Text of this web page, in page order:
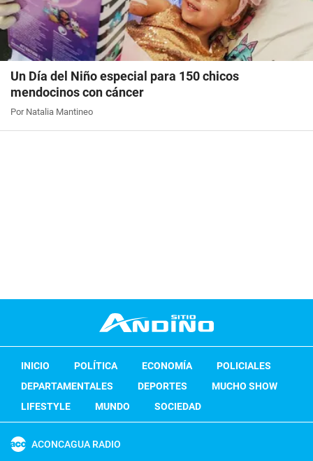
Un Día del Niño especial para 150 chicos
mendocinos con cáncer
Por Natalia Mantineo
INICIO POLÍTICA ECONOMÍA
POLICIALES
DEPARTAMENTALES
DEPORTES
MUCHO SHOW
LIFESTYLE
MUNDO SOCIEDAD
ACONCAGUA RADIO